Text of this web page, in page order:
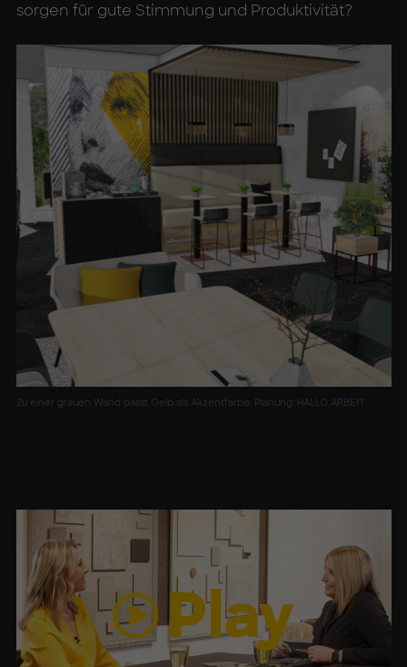
Zu einer grauen Wand passt Gelb als Akzentfarbe. Planung: HALLO ARBEIT
sorgen für gute Stimmung und Produktivität?
Play